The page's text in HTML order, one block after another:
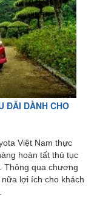
ĐÃI DÀNH CHO
Việt Nam thực
hoàn tất thủ tục
. Thông qua chương
lợi ích cho khách